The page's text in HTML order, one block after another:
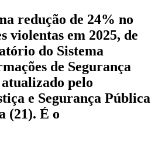
redução de 24% no
violentas em 2025, de
do Sistema
de Segurança
pelo
e Segurança Pública
(21). É o